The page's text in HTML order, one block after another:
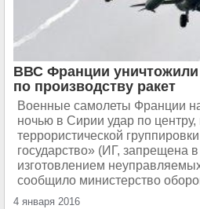
ВВС Франции
по производству ракет
Военные самолеты Франции
ночью в Сирии удар по центру,
террористической
государство» (ИГ, запрещена
изготовлением
сообщило министерство
4 января 2016